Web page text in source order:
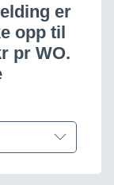
er
opp til
pr WO.